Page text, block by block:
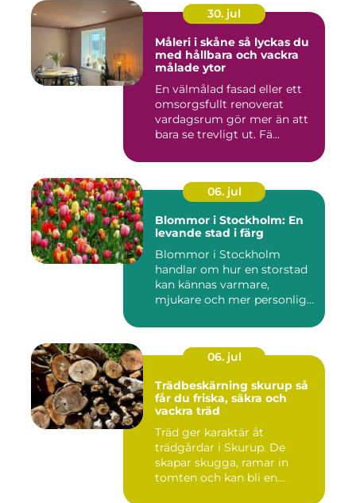
30. jul
Måleri i skåne så lyckas du
med hållbara och vackra
målade ytor
En välmålad fasad eller ett
omsorgsfullt renoverat
vardagsrum gör mer än att
bara se trevligt ut. Fä...
06. jul
Blommor i Stockholm: En
levande stad i färg
Blommor i Stockholm
handlar om hur en storstad
kan kännas varmare,
mjukare och mer personlig
06. jul
Trädbeskärning skurup så
får du friska, säkra och
vackra träd
Träd ger karaktär åt
trädgårdar i Skurup. De
skapar skugga, ramar in
tomten och kan bli en